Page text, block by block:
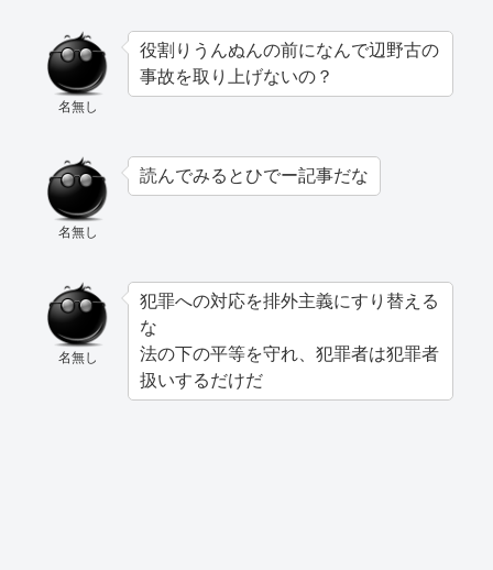
名無し
役割りうんぬんの前になんで辺野古の
事故を取り上げないの？
名無し
読んでみるとひでー記事だな
名無し
犯罪への対応を排外主義にすり替える
な
法の下の平等を守れ、犯罪者は犯罪者
扱いするだけだ